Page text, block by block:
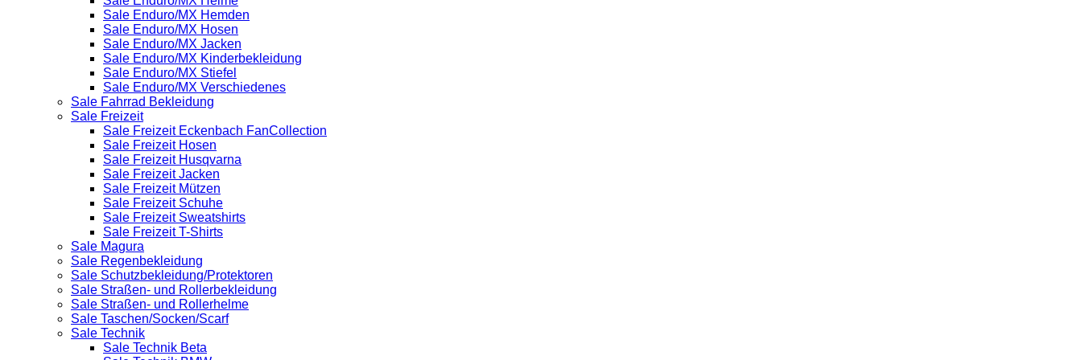
Sale Enduro/MX Hemden
Sale Enduro/MX Hosen
Sale Enduro/MX Jacken
Sale Enduro/MX Kinderbekleidung
Sale Enduro/MX Stiefel
Sale Enduro/MX Verschiedenes
Sale Fahrrad Bekleidung
Sale Freizeit
Sale Freizeit Eckenbach FanCollection
Sale Freizeit Hosen
Sale Freizeit Husqvarna
Sale Freizeit Jacken
Sale Freizeit Mützen
Sale Freizeit Schuhe
Sale Freizeit Sweatshirts
Sale Freizeit T-Shirts
Sale Magura
Sale Regenbekleidung
Sale Schutzbekleidung/Protektoren
Sale Straßen- und Rollerbekleidung
Sale Straßen- und Rollerhelme
Sale Taschen/Socken/Scarf
Sale Technik
Sale Technik Beta